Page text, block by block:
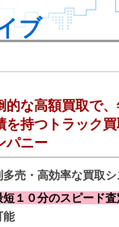
ブ
的な高額買取で
を持つトラック
パニー
多売・高効率な買取
短１０分のスピード査
能